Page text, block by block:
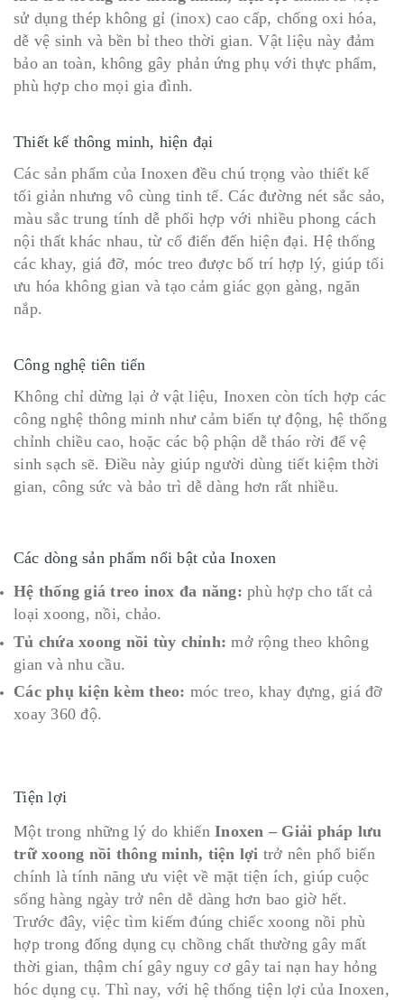
sử dụng thép không gỉ (inox) cao cấp, chống oxi hóa,
dễ vệ sinh và bền bỉ theo thời gian. Vật liệu này đảm
bảo an toàn, không gây phản ứng phụ với thực phẩm,
phù hợp cho mọi gia đình.
Thiết kế thông minh, hiện đại
Các sản phẩm của Inoxen đều chú trọng vào thiết kế
tối giản nhưng vô cùng tinh tế. Các đường nét sắc sảo,
màu sắc trung tính dễ phối hợp với nhiều phong cách
nội thất khác nhau, từ cổ điển đến hiện đại. Hệ thống
các khay, giá đỡ, móc treo được bố trí hợp lý, giúp tối
ưu hóa không gian và tạo cảm giác gọn gàng, ngăn
nắp.
Công nghệ tiên tiến
Không chỉ dừng lại ở vật liệu, Inoxen còn tích hợp các
công nghệ thông minh như cảm biến tự động, hệ thống
chỉnh chiều cao, hoặc các bộ phận dễ tháo rời để vệ
sinh sạch sẽ. Điều này giúp người dùng tiết kiệm thời
gian, công sức và bảo trì dễ dàng hơn rất nhiều.
Các dòng sản phẩm nổi bật của Inoxen
Hệ thống giá treo inox đa năng: phù hợp cho tất cả
loại xoong, nồi, chảo.
Tủ chứa xoong nồi tùy chỉnh: mở rộng theo không
gian và nhu cầu.
Các phụ kiện kèm theo: móc treo, khay đựng, giá đỡ
xoay 360 độ.
Tiện lợi
Một trong những lý do khiến Inoxen – Giải pháp lưu
trữ xoong nồi thông minh, tiện lợi trở nên phổ biến
chính là tính năng ưu việt về mặt tiện ích, giúp cuộc
sống hàng ngày trở nên dễ dàng hơn bao giờ hết.
Trước đây, việc tìm kiếm đúng chiếc xoong nồi phù
hợp trong đống dụng cụ chồng chất thường gây mất
thời gian, thậm chí gây nguy cơ gây tai nạn hay hỏng
hóc dụng cụ. Thì nay, với hệ thống tiện lợi của Inoxen,